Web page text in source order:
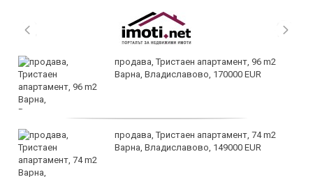
продава, Тристаен апартамент, 96 m2
Варна, Владиславово, 170000 EUR
продава, Тристаен апартамент, 74 m2
Варна, Владиславово, 149000 EUR